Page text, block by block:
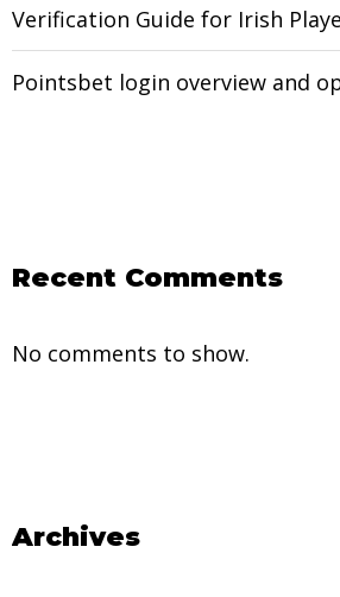
Verification Guide for Irish
Pointsbet login overview and
Recent Comments
No comments to show.
Archives